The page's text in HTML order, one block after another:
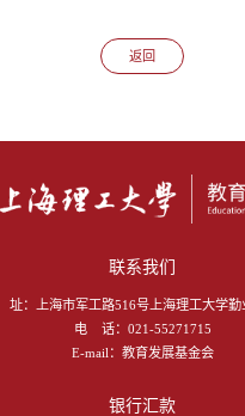
返回
联系我们
：
上海市军工路516号上海理工大学
电 话： 021-55271715
E-mail： 教育发展基金会
银行汇款